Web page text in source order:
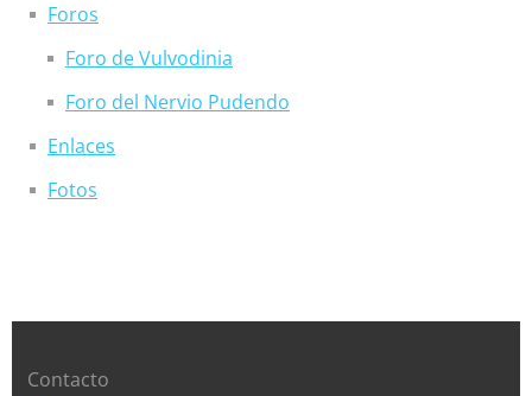
Foros
Foro de Vulvodinia
Foro del Nervio Pudendo
Enlaces
Fotos
Contacto